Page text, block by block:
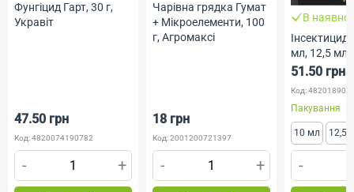
Фунгіцид Гарт, 30 г,
Укравіт
47.50 грн
Код: 4820074190782
- +
Чарівна грядка Гумат
+ Мікроелементи, 100
г, Агромаксі
18 грн
Код: 2001200721397
- +
В
Інсектицид
мл, 12,5
51.50 грн
Код:
Пакування
10 мл 12,5
-